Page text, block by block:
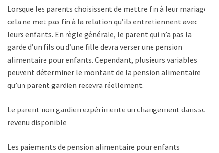
Lorsque les parents choisissent de mettre fin à leur mariage,
cela ne met pas fin à la relation qu’ils entretiennent avec
leurs enfants. En règle générale, le parent qui n’a pas la
garde d’un fils ou d’une fille devra verser une pension
alimentaire pour enfants. Cependant, plusieurs variables
peuvent déterminer le montant de la pension alimentaire
qu’un parent gardien recevra réellement.
Le parent non gardien expérimente un changement dans son
revenu disponible
Les paiements de pension alimentaire pour enfants